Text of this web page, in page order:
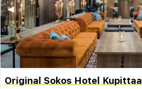
◀︎
Original Sokos Hotel Kupittaa